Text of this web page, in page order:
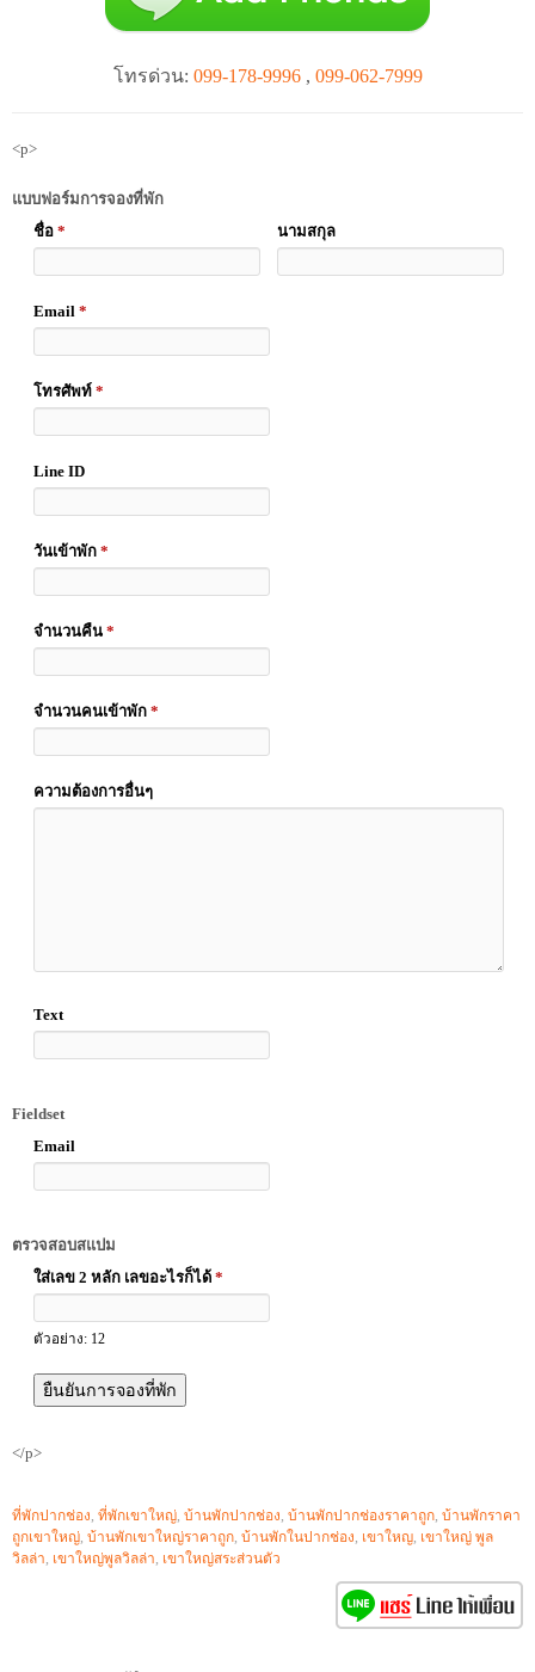
โทรด่วน: 099-178-9996, 099-062-7999
<p>
แบบฟอร์มการจองที่พัก
ชื่อ * นามสกุล
Email *
โทรศัพท์ *
Line ID
วันเข้าพัก *
จำนวนคืน *
จำนวนคนเข้าพัก *
ความต้องการอื่นๆ
Text
Fieldset
Email
ตรวจสอบสแปม
ใส่เลข 2 หลัก เลขอะไรก็ได้ *
ตัวอย่าง: 12
</p>
ที่พักปากช่อง, ที่พักเขาใหญ่, บ้านพักปากช่อง, บ้านพักปากช่องราคาถูก, บ้านพักราคา
ถูกเขาใหญ่, บ้านพักเขาใหญ่ราคาถูก, บ้านพักในปากช่อง, เขาใหญ, เขาใหญ่ พูล
วิลล่า, เขาใหญ่พูลวิลล่า, เขาใหญ่สระส่วนตัว